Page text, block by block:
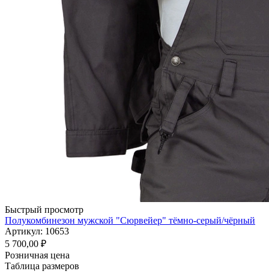
Быстрый просмотр
Полукомбинезон мужской "Сюрвейер" тёмно-серый/чёрный
Артикул: 10653
5 700,00 ₽
Розничная цена
Таблица размеров